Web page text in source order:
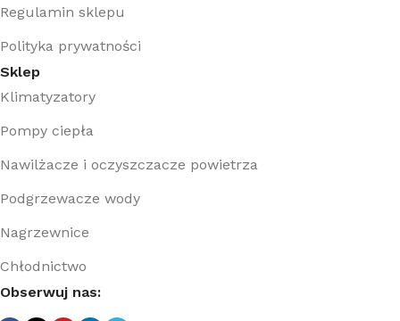
Regulamin sklepu
Polityka prywatności
Sklep
Klimatyzatory
Pompy ciepła
Nawilżacze i oczyszczacze powietrza
Podgrzewacze wody
Nagrzewnice
Chłodnictwo
Obserwuj nas: